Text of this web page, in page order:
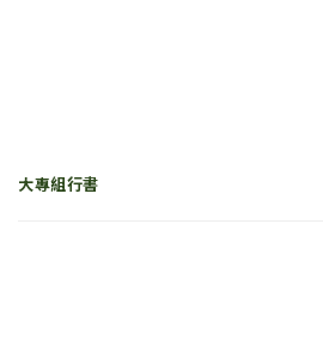
大專組行書